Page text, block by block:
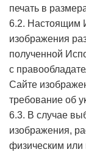
печать в
6.2. Настоящим
изображения
полученной
с
Сайте
требование об
6.3. В случае
изображения,
физическим